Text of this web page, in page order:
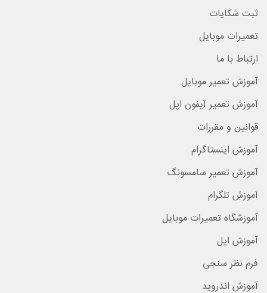
ثبت شکایات
تعمیرات موبایل
ارتباط با ما
آموزش تعمیر موبایل
آموزش تعمیر آیفون اپل
قوانین و مقررات
آموزش اینستاگرام
آموزش تعمیر سامسونگ
آموزش تلگرام
آموزشگاه تعمیرات موبایل
آموزش اپل
فرم نظر سنجی
آموزش اندروید